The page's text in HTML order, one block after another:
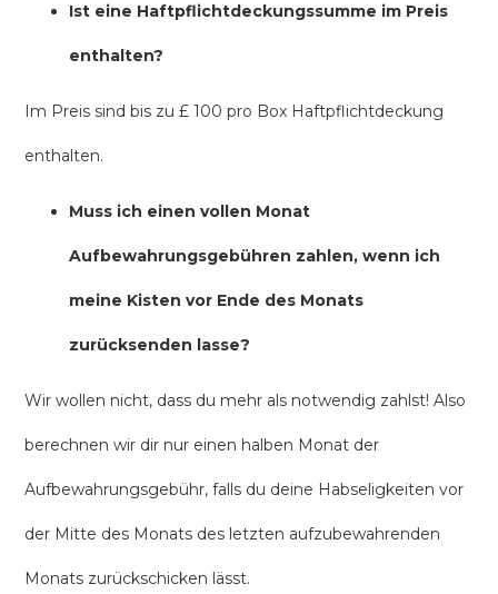
Ist eine Haftpflichtdeckungssumme im Preis
enthalten?
Im Preis sind bis zu £ 100 pro Box Haftpflichtdeckung
enthalten.
Muss ich einen vollen Monat
Aufbewahrungsgebühren zahlen, wenn ich
meine Kisten vor Ende des Monats
zurücksenden lasse?
Wir wollen nicht, dass du mehr als notwendig zahlst! Also
berechnen wir dir nur einen halben Monat der
Aufbewahrungsgebühr, falls du deine Habseligkeiten vor
der Mitte des Monats des letzten aufzubewahrenden
Monats zurückschicken lässt.